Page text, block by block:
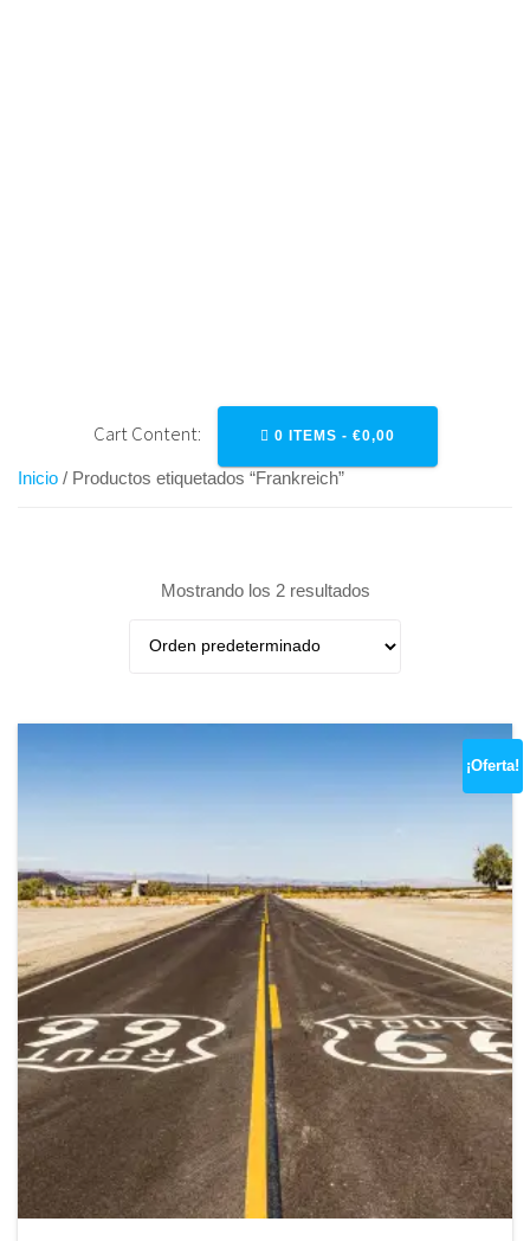
Cart Content: 0 ITEMS - €0,00
Inicio / Productos etiquetados “Frankreich”
Mostrando los 2 resultados
¡Oferta!